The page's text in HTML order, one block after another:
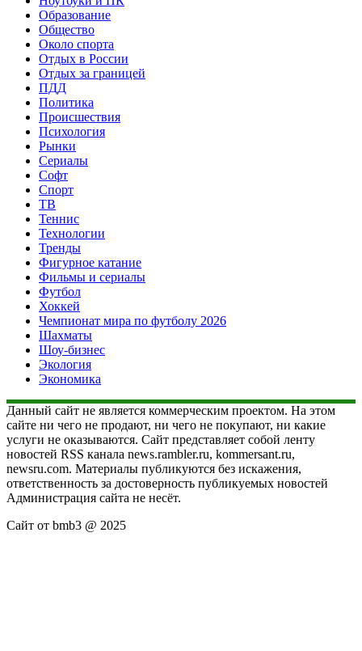
Образование
Общество
Около спорта
Отдых в России
Отдых за границей
ПДД
Политика
Происшествия
Психология
Рынки
Сериалы
Софт
Спорт
ТВ
Теннис
Технологии
Тренды
Фигурное катание
Фильмы и сериалы
Футбол
Хоккей
Чемпионат мира по футболу 2026
Шахматы
Шоу-бизнес
Экология
Экономика
Данный сайт не является коммерческим проектом. На этом
сайте ни чего не продают, ни чего не покупают, ни какие
услуги не оказываются. Сайт представляет собой ленту
новостей RSS канала news.rambler.ru, kommersant.ru,
newsru.com. Материалы публикуются без искажения,
ответственность за достоверность публикуемых новостей
Администрация сайта не несёт.
Сайт от bmb3 @ 2025